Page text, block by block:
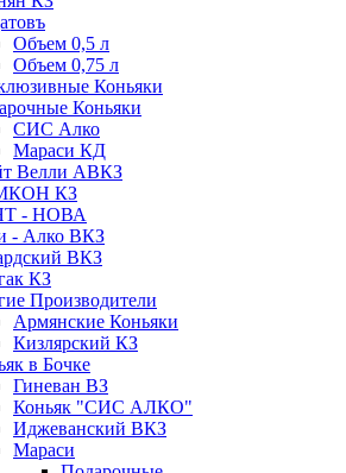
Объем 0,5 л
Объем 0,75 л
Коньяки
Коньяки
СИС Алко
Мараси КД
Велли АВКЗ
КЗ
- НОВА
- Алко ВКЗ
ВКЗ
КЗ
Производители
Армянские Коньяки
Кизлярский КЗ
в Бочке
Гиневан ВЗ
Коньяк "СИС АЛКО"
Иджеванский ВКЗ
Мараси